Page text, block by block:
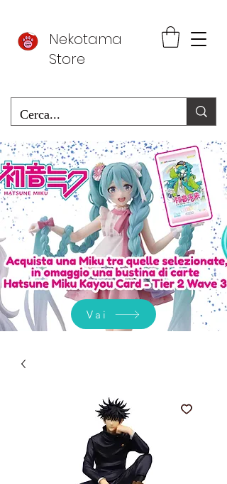
Nekotama
Store
Vai